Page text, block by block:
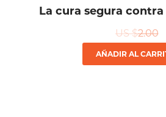
La cura segura
US $2.00
AÑADIR AL